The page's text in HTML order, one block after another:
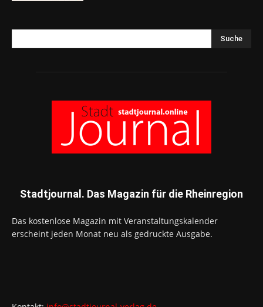
Suche
Stadtjournal. Das Magazin für die Rheinregion
Das kostenlose Magazin mit Veranstaltungskalender
erscheint jeden Monat neu als gedruckte Ausgabe.